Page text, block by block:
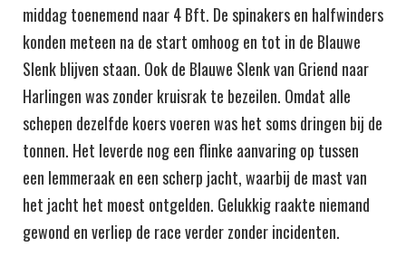
middag toenemend naar 4 Bft. De spinakers en halfwinders
konden meteen na de start omhoog en tot in de Blauwe
Slenk blijven staan. Ook de Blauwe Slenk van Griend naar
Harlingen was zonder kruisrak te bezeilen. Omdat alle
schepen dezelfde koers voeren was het soms dringen bij de
tonnen. Het leverde nog een flinke aanvaring op tussen
een lemmeraak en een scherp jacht, waarbij de mast van
het jacht het moest ontgelden. Gelukkig raakte niemand
gewond en verliep de race verder zonder incidenten.